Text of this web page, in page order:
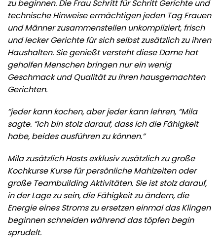
zu beginnen. Die Frau Schritt für Schritt Gerichte und
technische Hinweise ermächtigen jeden Tag Frauen
und Männer zusammenstellen unkompliziert, frisch
und lecker Gerichte für sich selbst zusätzlich zu ihren
Haushalten. Sie genießt versteht diese Dame hat
geholfen Menschen bringen nur ein wenig
Geschmack und Qualität zu ihren hausgemachten
Gerichten.
“jeder kann kochen, aber jeder kann lehren, “Mila
sagte. “Ich bin stolz darauf, dass ich die Fähigkeit
habe, beides ausführen zu können.”
Mila zusätzlich Hosts exklusiv zusätzlich zu große
Kochkurse Kurse für persönliche Mahlzeiten oder
große Teambuilding Aktivitäten. Sie ist stolz darauf,
in der Lage zu sein, die Fähigkeit zu ändern, die
Energie eines Stroms zu ersetzen einmal das Klingen
beginnen schneiden während das töpfen begin
sprudelt.